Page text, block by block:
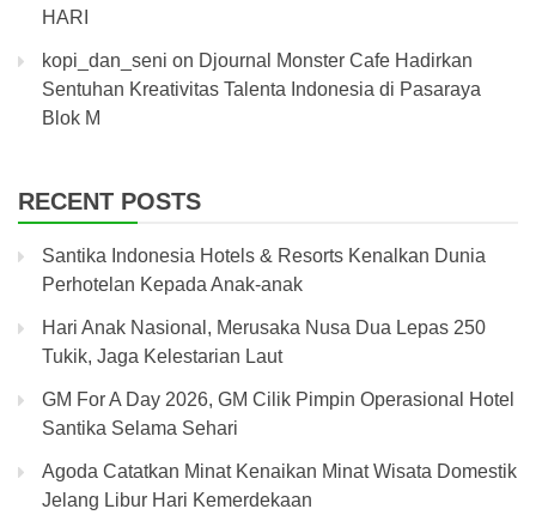
HARI
kopi_dan_seni on Djournal Monster Cafe Hadirkan
Sentuhan Kreativitas Talenta Indonesia di Pasaraya
Blok M
RECENT POSTS
Santika Indonesia Hotels & Resorts Kenalkan Dunia
Perhotelan Kepada Anak-anak
Hari Anak Nasional, Merusaka Nusa Dua Lepas 250
Tukik, Jaga Kelestarian Laut
GM For A Day 2026, GM Cilik Pimpin Operasional Hotel
Santika Selama Sehari
Agoda Catatkan Minat Kenaikan Minat Wisata Domestik
Jelang Libur Hari Kemerdekaan